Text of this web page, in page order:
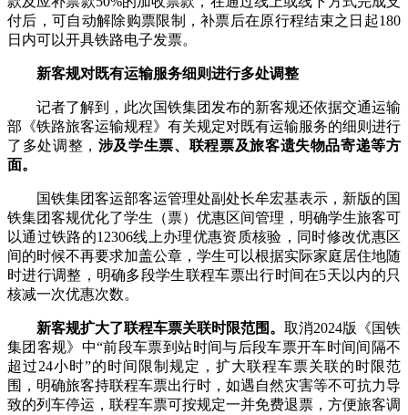
付后，可自动解除购票限制，补票后在原行程结束之日起180
日内可以开具铁路电子发票。
新客规对既有运输服务细则进行多处调整
记者了解到，此次国铁集团发布的新客规还依据交通运输
部《铁路旅客运输规程》有关规定对既有运输服务的细则进行
了多处调整， 涉及学生票、联程票及旅客遗失物品寄递等方
面。
国铁集团客运部客运管理处副处长牟宏基表示，新版的国
铁集团客规优化了学生（票）优惠区间管理，明确学生旅客可
以通过铁路的12306线上办理优惠资质核验，同时修改优惠区
间的时候不再要求加盖公章，学生可以根据实际家庭居住地随
时进行调整，明确多段学生联程车票出行时间在5天以内的只
核减一次优惠次数。
新客规扩大了联程车票关联时限范围。 取消2024版《国铁
集团客规》中“前段车票到站时间与后段车票开车时间间隔不
超过24小时”的时间限制规定，扩大联程车票关联的时限范
围，明确旅客持联程车票出行时，如遇自然灾害等不可抗力导
致的列车停运，联程车票可按规定一并免费退票，方便旅客调